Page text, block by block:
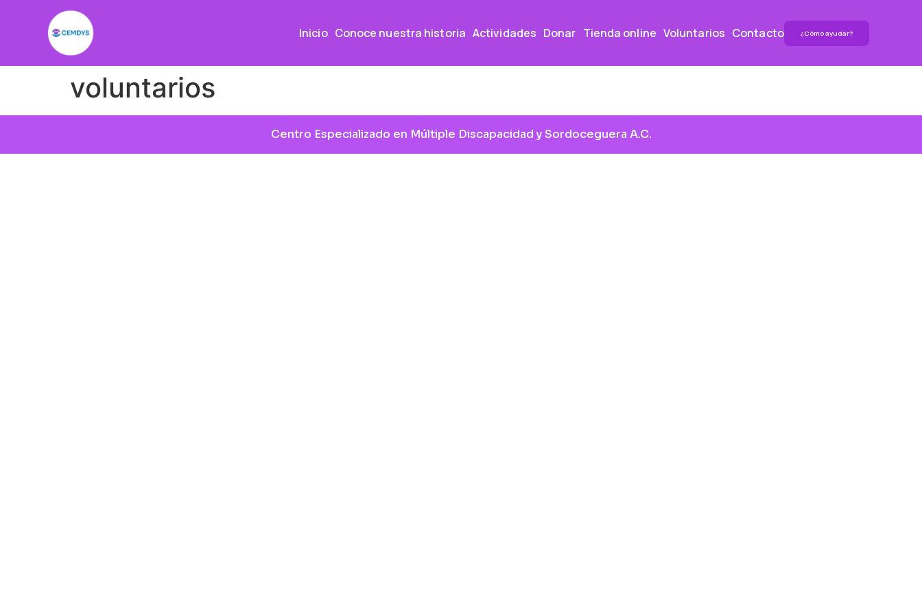
¿Cómo ayudar?
Inicio Conoce nuestra historia Actividades Donar Tienda online Voluntarios Contacto
voluntarios
Centro Especializado en Múltiple Discapacidad y Sordoceguera A.C.